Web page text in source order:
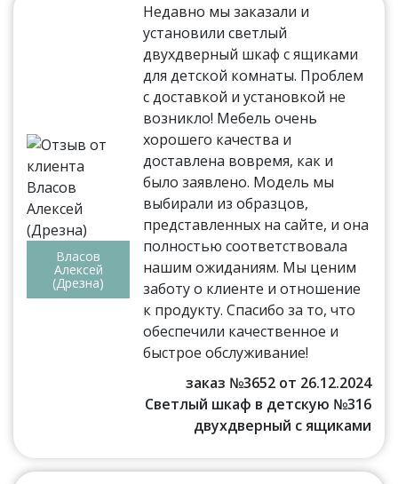
Власов
Алексей
(Дрезна)
Недавно мы заказали и
установили светлый
двухдверный шкаф с ящиками
для детской комнаты. Проблем
с доставкой и установкой не
возникло! Мебель очень
хорошего качества и
доставлена вовремя, как и
было заявлено. Модель мы
выбирали из образцов,
представленных на сайте, и она
полностью соответствовала
нашим ожиданиям. Мы ценим
заботу о клиенте и отношение
к продукту. Спасибо за то, что
обеспечили качественное и
быстрое обслуживание!
заказ №3652 от 26.12.2024
Светлый шкаф в детскую №316
двухдверный с ящиками